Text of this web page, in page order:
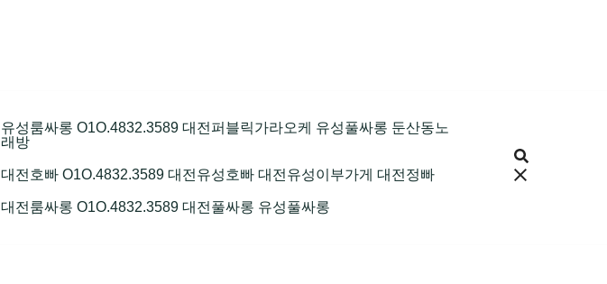
유성룸싸롱 O1O.4832.3589 대전퍼블릭가라오케 유성풀싸롱 둔산동노
래방
대전호빠 O1O.4832.3589 대전유성호빠 대전유성이부가게 대전정빠
대전룸싸롱 O1O.4832.3589 대전풀싸롱 유성풀싸롱